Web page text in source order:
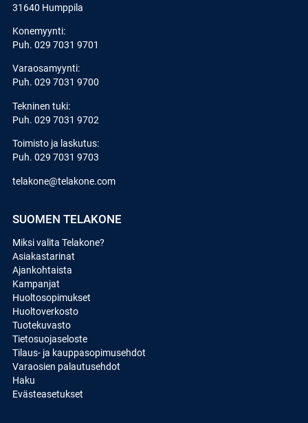
31640 Humppila
Konemyynti:
Puh. 029 7031 9701
Varaosamyynti:
Puh. 029 7031 9700
Tekninen tuki:
Puh. 029 7031 9702
Toimisto ja laskutus:
Puh. 029 7031 9703
telakone@telakone.com
SUOMEN TELAKONE
Miksi valita Telakone?
Asiakastarinat
Ajankohtaista
Kampanjat
Huoltosopimukset
Huoltoverkosto
Tuotekuvasto
Tietosuojaseloste
Tilaus- ja kauppasopimusehdot
Varaosien palautusehdot
Haku
Evästeasetukset